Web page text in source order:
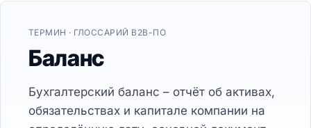
ТЕРМИН · ГЛОССАРИЙ B2B-ПО
Баланс
Бухгалтерский баланс – отчёт об активах,
обязательствах и капитале компании на